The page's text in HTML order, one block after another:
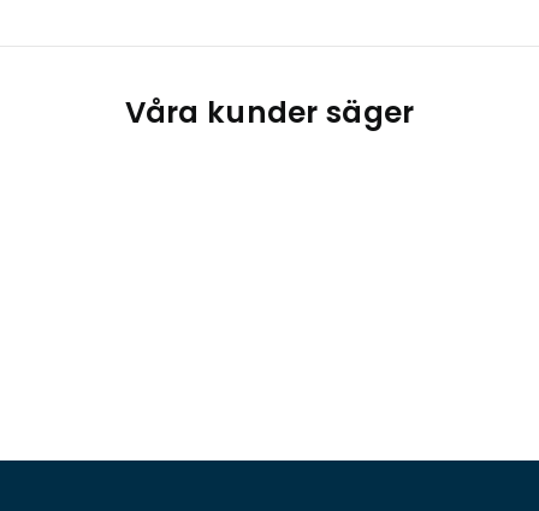
Våra kunder säger